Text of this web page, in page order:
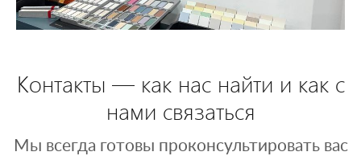
Контакты — как нас найти и как с
нами связаться
Мы всегда готовы проконсультировать вас